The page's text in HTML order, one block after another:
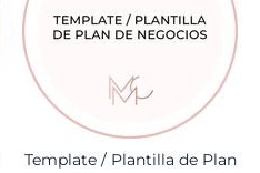
Template / Plantilla de Plan